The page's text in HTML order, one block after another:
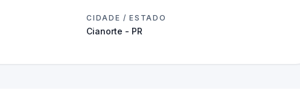
CIDADE / ESTADO
Cianorte - PR